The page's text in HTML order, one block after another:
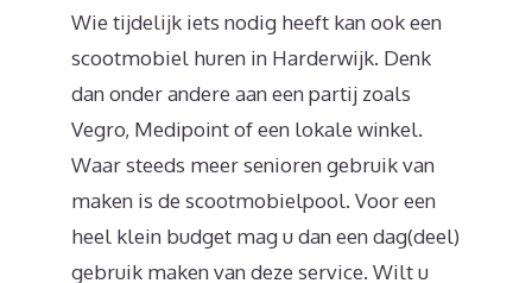
Wie tijdelijk iets nodig heeft kan ook een
scootmobiel huren in Harderwijk. Denk
dan onder andere aan een partij zoals
Vegro, Medipoint of een lokale winkel.
Waar steeds meer senioren gebruik van
maken is de scootmobielpool. Voor een
heel klein budget mag u dan een dag(deel)
gebruik maken van deze service. Wilt u